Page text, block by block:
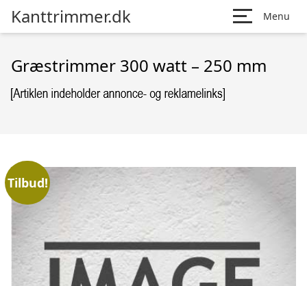
Kanttrimmer.dk Menu
Græstrimmer 300 watt – 250 mm
Tilbud!